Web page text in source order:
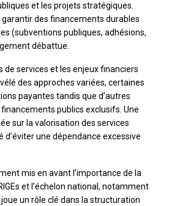
et les projets stratégiques.
garantir des financements durables
(subventions publiques, adhésions,
débattue.
de services et les enjeux financiers
des approches variées, certaines
payantes tandis que d’autres
publics exclusifs. Une
sur la valorisation des services
d’éviter une dépendance excessive
mis en avant l’importance de la
et l’échelon national, notamment
joue un rôle clé dans la structuration